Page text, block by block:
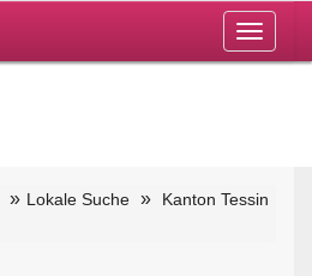
Toggle
Lokale Suche Kanton Tessin